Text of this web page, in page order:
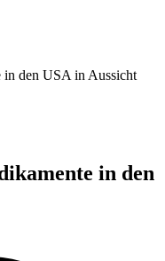
in den USA in Aussicht
in den